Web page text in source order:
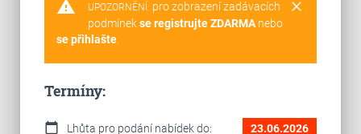
warning clear
UPOZORNĚNÍ: pro zobrazení zadávacích
podmínekse registrujte ZDARMAnebo
se přihlašte.
Termíny:
calendar_today Lhůta pro podání nabídek do: 23.06.2026